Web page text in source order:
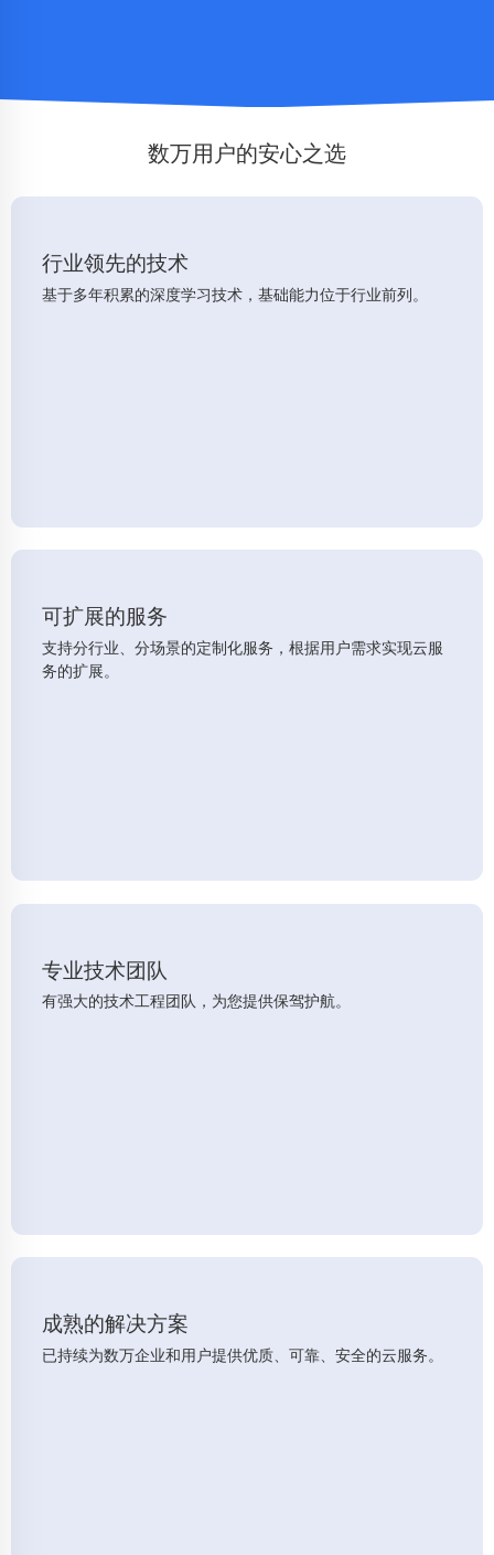
数万用户的安心之选
行业领先的技术
基于多年积累的深度学习技术，基础能力位于行业前列。
可扩展的服务
支持分行业、分场景的定制化服务，根据用户需求实现云服
务的扩展。
专业技术团队
有强大的技术工程团队，为您提供保驾护航。
成熟的解决方案
已持续为数万企业和用户提供优质、可靠、安全的云服务。